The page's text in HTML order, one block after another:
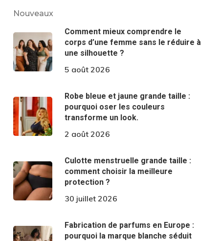
Nouveaux
Comment mieux comprendre le
corps d’une femme sans le réduire à
une silhouette ?
5 août 2026
Robe bleue et jaune grande taille :
pourquoi oser les couleurs
transforme un look.
2 août 2026
Culotte menstruelle grande taille :
comment choisir la meilleure
protection ?
30 juillet 2026
Fabrication de parfums en Europe :
pourquoi la marque blanche séduit